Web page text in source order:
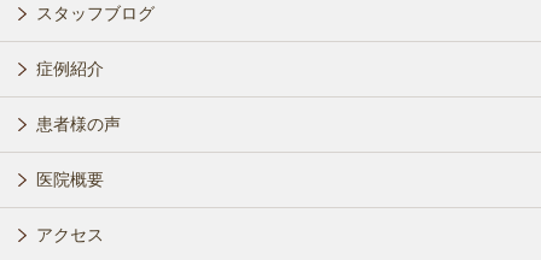
スタッフブログ
症例紹介
患者様の声
医院概要
アクセス